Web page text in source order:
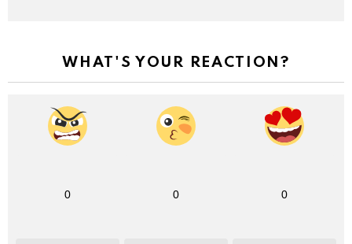
WHAT'S YOUR REACTION?
0 0 0